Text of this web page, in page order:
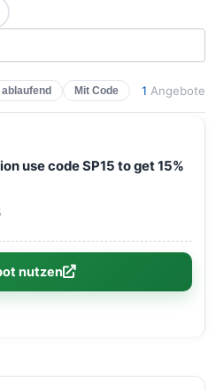
ablaufend Mit Code 1 Angebote
use code SP15 to get 15%
nutzen